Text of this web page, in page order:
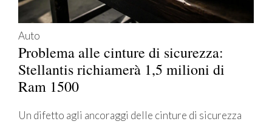
Auto
Problema alle cinture di sicurezza:
Stellantis richiamerà 1,5 milioni di
Ram 1500
Un difetto agli ancoraggi delle cinture di sicurezza